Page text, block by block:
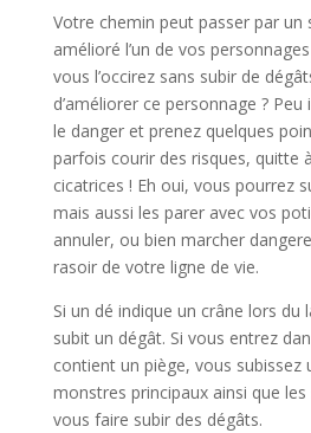
Votre chemin peut passer par un
amélioré l’un de vos
vous l’occirez sans subir de
d’améliorer ce personnage ?
le danger et prenez quelques
parfois courir des risques, quitte
cicatrices ! Eh oui, vous pourrez
mais aussi les parer avec vos
annuler, ou bien marcher
rasoir de votre ligne de vie.
Si un dé indique un crâne lors du
subit un dégât. Si vous entrez
contient un piège, vous subissez
monstres principaux ainsi que
vous faire subir des dégâts.